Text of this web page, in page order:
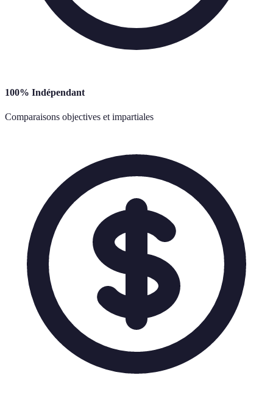
100% Indépendant
Comparaisons objectives et impartiales